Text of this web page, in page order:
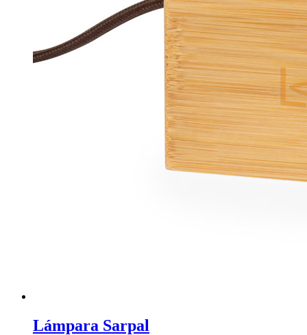
Lámpara Sarpal